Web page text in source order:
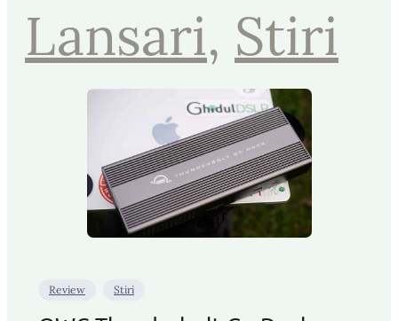
Lansari, Stiri
Review Stiri